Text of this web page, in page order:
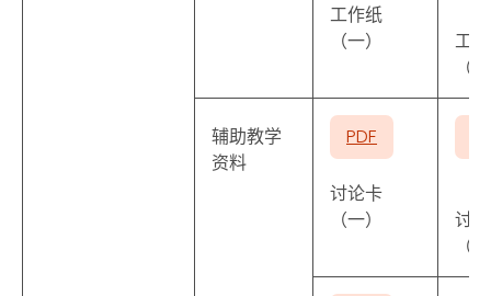
工作纸
（一）
工
（
辅助教学
资料
PDF
讨论卡
（一）
讨
（